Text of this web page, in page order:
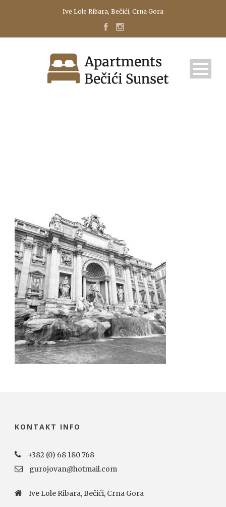
Ive Lole Ribara, Bečići, Crna Gora
KONTAKT INFO
+382 (0) 68 180 768
gurojovan@hotmail.com
Ive Lole Ribara, Bečići, Crna Gora